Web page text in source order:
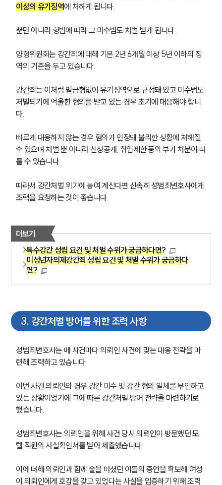
이상의 유기징역에 처하게 됩니다.
뿐만 아니라 형법에 따라 그 미수범도 처벌 받게 됩니다.
양형위원회는 강간죄에 대해 기본 2년 6개월 이상 5년 이하의 징
역의 기준을 두고 있습니다.
강간죄는 이처럼 벌금형없이 유기징역으로 규정돼 있고 미수범도
처벌되기에 억울한 혐의를 받고 있는 경우 초기에 대응해야 합니
다.
빠르게 대응하지 않는 경우 혐의가 인정돼 불리한 상황에 처해질
수 있으며 처벌 뿐 아니라 신상공개, 취업제한 등의 부가 처분이 따
를 수 있습니다.
따라서 강간처벌 위기에 놓여 계신다면 신속히 성범죄변호사에게
조력을 요청하는 것이 좋습니다.
더보기
특수강간 성립 요건 및 처벌 수위가 궁금하다면?
미성년자의제강간죄 성립 요건 및 처벌 수위가 궁금하다
면?
3. 강간처벌 방어를 위한 조력 사항
성범죄변호사는 매 사건마다 의뢰인 사건에 맞는 대응 전략을 마
련해 조력하고 있습니다.
이번 사건 의뢰인의 경우 강간 미수 및 강간 혐의 일체를 부인하고
있는 상황이었기에 그에 따른 강간처벌 방어 전략을 마련하기로
했습니다.
성범죄변호사는 의뢰인을 위해 사건 당시 의뢰인이 방문했던 모
텔 직원의 사실확인서를 받아 제출했습니다.
이에 더해 의뢰인과 함께 술을 마셨던 이들의 증언을 확보해 여성
이 의뢰인에게 호감을 갖고 있었다는 사실을 입증하기 위해 조력